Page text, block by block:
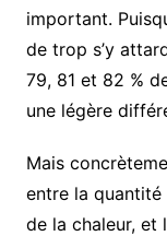
important.
de trop s’y
79, 81 et 82 %
une légère
Mais
entre la quantité
de la chaleur, et